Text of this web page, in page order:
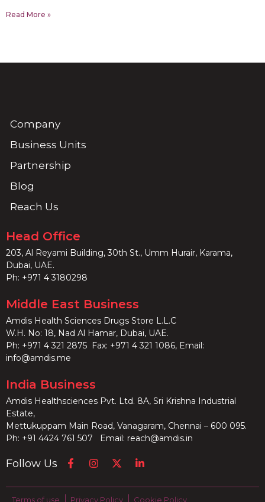
Read More »
Company
Business Units
Partnership
Blog
Reach Us
Head Office
203, Al Reyami Building, 30th St., Umm Hurair, Karama,
Dubai, UAE.
Ph: +971 4 3180298
Middle East Business
Amdis Health Sciences Drugs Store L.L.C
W.H. No: 18, Nad Al Hamar, Dubai, UAE.
Ph: +971 4 321 2875 Fax: +971 4 321 1086, Email:
info@amdis.me
India Business
Amdis Healthsciences Pvt. Ltd. 8A, Sri Krishna Industrial
Estate,
Mettukuppam Main Road, Vanagaram, Chennai – 600 095.
Ph: +91 4424 761 507 Email: reach@amdis.in
Follow Us
Terms of use Privacy Policy Cookie Policy